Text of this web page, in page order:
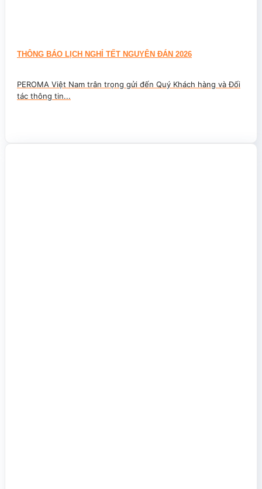
THÔNG BÁO LỊCH NGHỈ TẾT NGUYÊN ĐÁN 2026
PEROMA Việt Nam trân trọng gửi đến Quý Khách hàng và Đối
tác thông tin...